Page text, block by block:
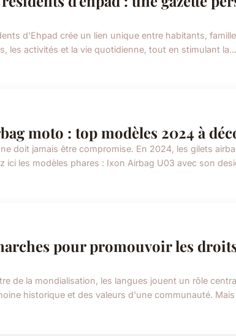
d'Ehpad crée un lien unique entre habitants,
les activités et la vie quotidienne, tout en stimulant la...
moto : top modèles 2024 à
doit jamais être compromise. En 2024, les gilets
ici les modèles phares : Ixon Airbag U03 avec son
pour promouvoir les
de la mondialisation, les langues jouent un rôle
historique et des valeurs d'une communauté.